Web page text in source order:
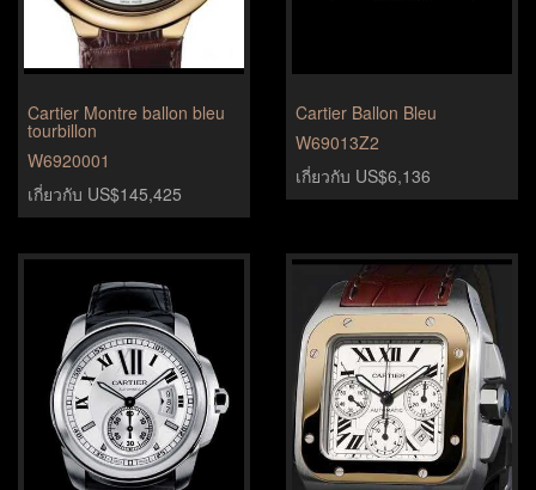
Cartier Montre ballon bleu
tourbillon
W6920001
เกี่ยวกับ US$145,425
Cartier Ballon Bleu
W69013Z2
เกี่ยวกับ US$6,136